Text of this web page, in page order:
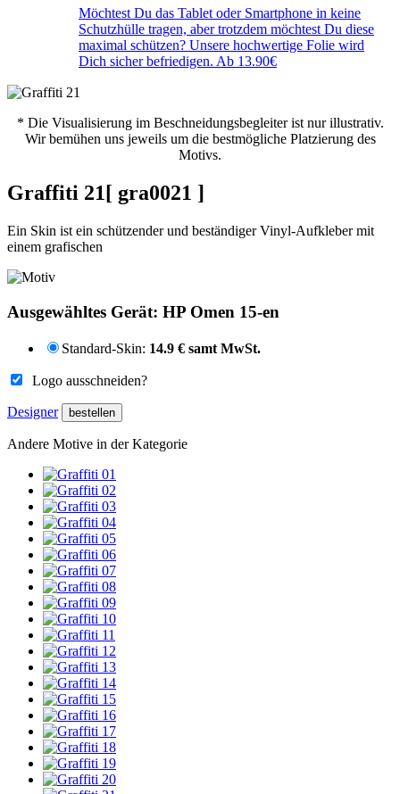
Möchtest Du das Tablet oder Smartphone in keine
Schutzhülle tragen, aber trotzdem möchtest Du diese
maximal schützen? Unsere hochwertige Folie wird
Dich sicher befriedigen. Ab 13.90€
* Die Visualisierung im Beschneidungsbegleiter ist nur illustrativ.
Wir bemühen uns jeweils um die bestmögliche Platzierung des
Motivs.
Graffiti 21[ gra0021 ]
Ein Skin ist ein schützender und beständiger Vinyl-Aufkleber mit
einem grafischen
Ausgewähltes Gerät: HP Omen 15-en
Standard-Skin: 14.9 € samt MwSt.
Logo ausschneiden?
Designer
Andere Motive in der Kategorie